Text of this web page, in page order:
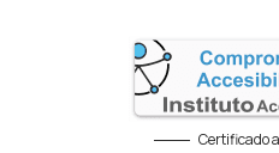
Certificado